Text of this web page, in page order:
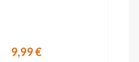
Hinterrad Nabe
9,99 €